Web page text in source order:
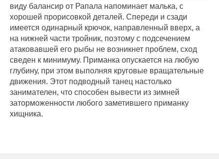
виду балансир от Рапала напоминает малька, с
хорошей прорисовкой деталей. Спереди и сзади
имеется одинарный крючок, направленный вверх, а
на нижней части тройник, поэтому с подсечением
атаковавшей его рыбы не возникнет проблем, сход
сведен к минимуму. Приманка опускается на любую
глубину, при этом выполняя круговые вращательные
движения. Этот подводный танец настолько
занимателен, что способен вывести из зимней
заторможенности любого заметившего приманку
хищника.